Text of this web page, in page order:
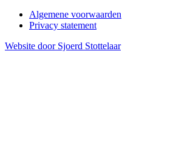
Algemene voorwaarden
Privacy statement
Website door Sjoerd Stottelaar